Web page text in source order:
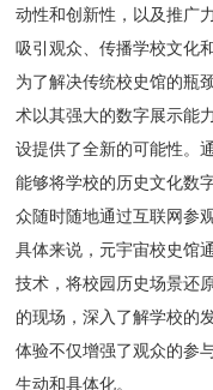
动性和创新性，以及推广
吸引观众、传播学校文化
为了解决传统校史馆的瓶
术以其强大的数字展示能
设提供了全新的可能性。
能够将学校的历史文化数
众随时随地通过互联网参
具体来说，元宇宙校史馆
技术，将校园历史场景还
的现场，深入了解学校的
体验不仅增强了观众的参
生动和具体化。